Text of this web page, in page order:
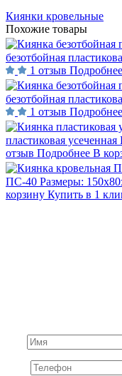
Киянки кровельные
Похожие товары
безотбойная
1 отзыв Подробнее
безотбойная
1 отзыв Подробнее
пластиковая
отзыв Подробнее В
ПС-40 Размеры:
корзину Купить в 1